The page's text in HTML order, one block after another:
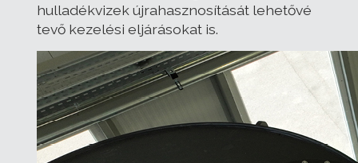
hulladékvizek újrahasznosítását lehetővé
tevő kezelési eljárásokat is.